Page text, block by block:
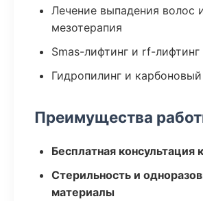
Лечение выпадения волос
мезотерапия
Smas-лифтинг и rf-лифтинг
Гидропилинг и
Преимущества
Бесплатная консультация
Стерильность и
материалы